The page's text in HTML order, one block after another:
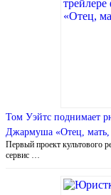
Том Уэйтс поднимает
Джармуша «Отец, мать,
Первый проект культового
сервис …